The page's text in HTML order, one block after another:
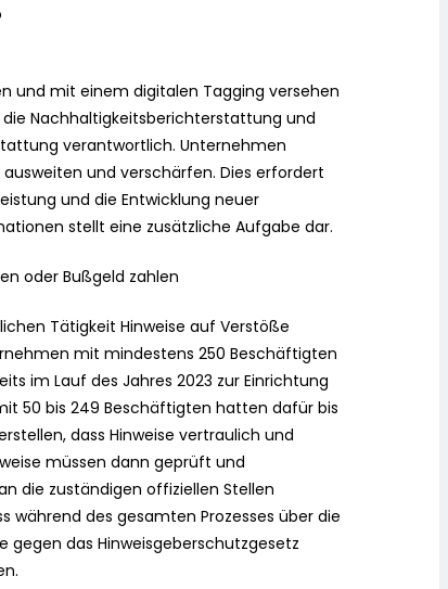
und mit einem digitalen Tagging versehen
Nachhaltigkeitsberichterstattung und
verantwortlich. Unternehmen
und verschärfen. Dies erfordert
und die Entwicklung neuer
stellt eine zusätzliche Aufgabe dar.
oder Bußgeld zahlen
Tätigkeit Hinweise auf Verstöße
mit mindestens 250 Beschäftigten
im Lauf des Jahres 2023 zur Einrichtung
50 bis 249 Beschäftigten hatten dafür bis
dass Hinweise vertraulich und
müssen dann geprüft und
die zuständigen offiziellen Stellen
während des gesamten Prozesses über die
gegen das Hinweisgeberschutzgesetz